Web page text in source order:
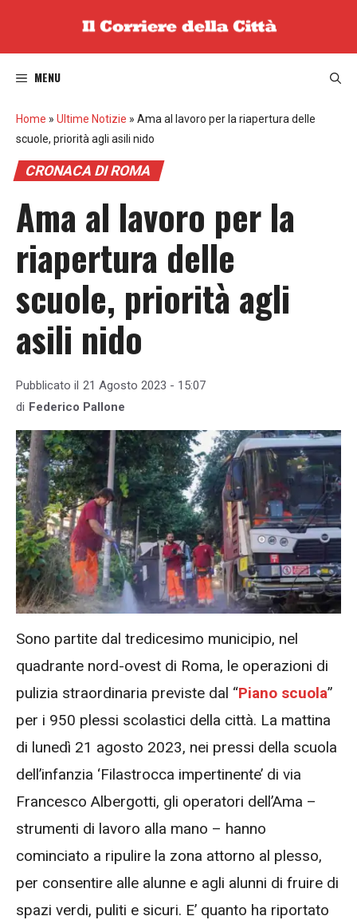
MENU
Home » Ultime Notizie » Ama al lavoro per la riapertura delle
scuole, priorità agli asili nido
CRONACA DI ROMA
Ama al lavoro per la
riapertura delle
scuole, priorità agli
asili nido
Pubblicato il 21 Agosto 2023 - 15:07
di Federico Pallone
Sono partite dal tredicesimo municipio, nel
quadrante nord-ovest di Roma, le operazioni di
pulizia straordinaria previste dal “Piano scuola”
per i 950 plessi scolastici della città. La mattina
di lunedì 21 agosto 2023, nei pressi della scuola
dell’infanzia ‘Filastrocca impertinente’ di via
Francesco Albergotti, gli operatori dell’Ama –
strumenti di lavoro alla mano – hanno
cominciato a ripulire la zona attorno al plesso,
per consentire alle alunne e agli alunni di fruire di
spazi verdi, puliti e sicuri. E’ quanto ha riportato